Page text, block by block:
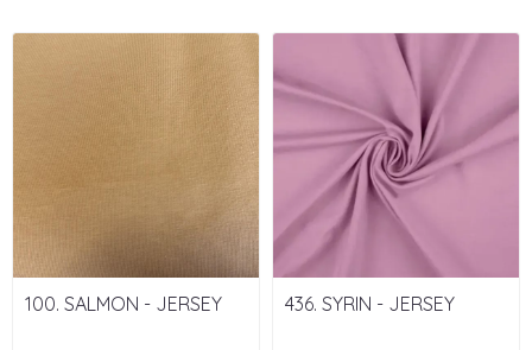
100. SALMON - JERSEY 436. SYRIN - JERSEY